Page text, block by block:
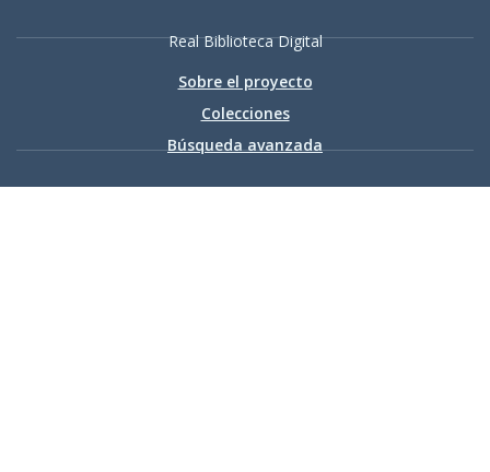
Real Biblioteca Digital
Sobre el proyecto
Colecciones
Búsqueda avanzada